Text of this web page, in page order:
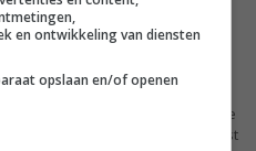
ondersteuning
Eric Douma namens LTO
het ministerie van Economische
Regionale Uitvoeringsdienst
en ontwikkeling van diensten
opslaan en/of openen